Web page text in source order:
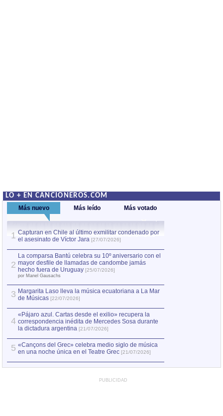
LO + EN CANCIONEROS.COM
Más nuevo Más leído Más votado
1 Capturan en Chile al último exmilitar condenado por
el asesinato de Víctor Jara [27/07/2026]
2
La comparsa Bantú celebra su 10º aniversario con el
mayor desfile de llamadas de candombe jamás
hecho fuera de Uruguay [25/07/2026]
por Manel Gausachs
3 Margarita Laso lleva la música ecuatoriana a La Mar
de Músicas [22/07/2026]
4
«Pájaro azul. Cartas desde el exilio» recupera la
correspondencia inédita de Mercedes Sosa durante
la dictadura argentina [21/07/2026]
5 «Cançons del Grec» celebra medio siglo de música
en una noche única en el Teatre Grec [21/07/2026]
PUBLICIDAD